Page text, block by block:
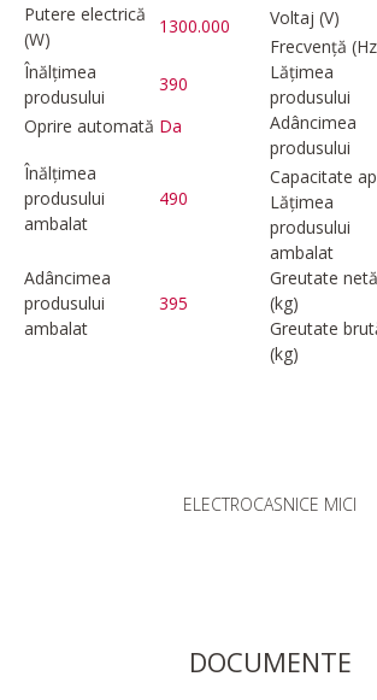
Putere electrică
(W)
1300.000 Voltaj (V)
Frecvență
Înălțimea
produsului
390
Lățimea
produsului
Oprire automată Da
Adâncimea
produsului
Înălțimea
produsului
ambalat
490
Capacitate
Lățimea
produsului
ambalat
Adâncimea
produsului
ambalat
395
Greutate netă
(kg)
Greutate
(kg)
ELECTROCASNICE MICI
DOCUMENTE